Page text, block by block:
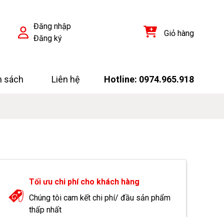
Đăng nhập
Đăng ký
Giỏ hàng
sách Liên hệ Hotline: 0974.965.918
Tối ưu chi phí cho khách hàng
Chúng tôi cam kết chi phí/ đầu sản phẩm
thấp nhất